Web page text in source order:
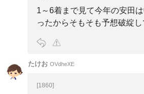
1～6着まで見て今年の安田
ったからそもそも予想破綻し
たけお OVdheXE
[1860]